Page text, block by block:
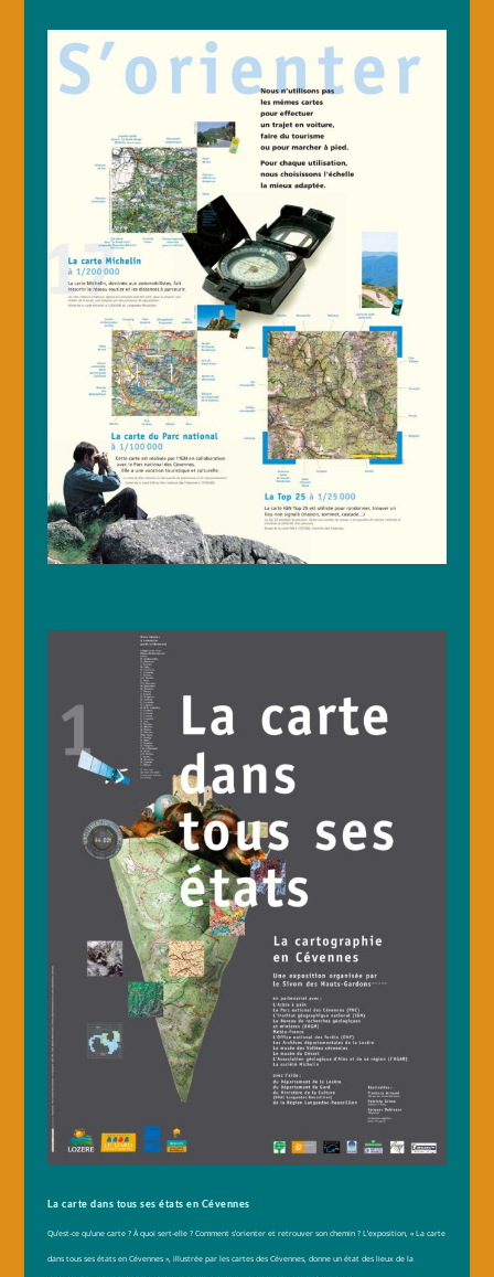
La carte dans tous ses états en Cévennes
Qu’est-ce qu’une carte ? À quoi sert-elle ? Comment s’orienter et retrouver son chemin ? L’exposition, « La carte
dans tous ses états en Cévennes », illustrée par les cartes des Cévennes, donne un état des lieux de la